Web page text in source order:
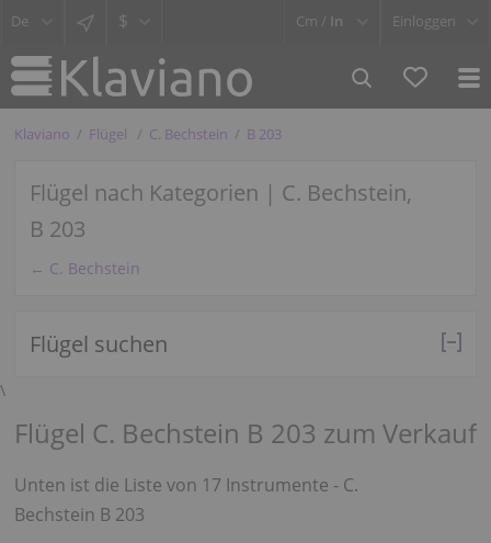
$ Cm / In Einloggen
Klaviano Flügel C. Bechstein B 203
Flügel nach Kategorien | C. Bechstein,
B 203
← C. Bechstein
Flügel suchen
\
Flügel C. Bechstein B 203 zum Verkauf
Unten ist die Liste von 17 Instrumente - C.
Bechstein B 203